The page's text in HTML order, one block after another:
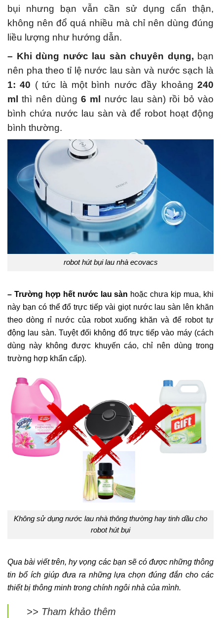
bụi nhưng bạn vẫn cần sử dụng cẩn thận,
không nên đổ quá nhiều mà chỉ nên dùng đúng
liều lượng như hướng dẫn.
– Khi dùng nước lau sàn chuyên dụng, bạn
nên pha theo tỉ lệ nước lau sàn và nước sạch là
1: 40 ( tức là một bình nước đầy khoảng240
mlthì nên dùng6 ml nước lau sàn) rồi bỏ vào
bình chứa nước lau sàn và để robot hoạt động
bình thường.
robot hút bụi lau nhà ecovacs
– Trường hợp hết nước lau sàn hoặc chưa kịp mua, khi
này bạn có thể đổ trực tiếp vài giọt nước lau sàn lên khăn
theo dòng rỉ nước của robot xuống khăn và để robot tự
động lau sàn. Tuyệt đối không đổ trực tiếp vào máy (cách
dùng này không được khuyến cáo, chỉ nên dùng trong
trường hợp khẩn cấp).
Không sử dụng nước lau nhà thông thường hay tinh dầu cho
robot hút bụi
Qua bài viết trên, hy vọng các bạn sẽ có được những thông
tin bổ ích giúp đưa ra những lựa chọn đúng đắn cho các
thiết bị thông minh trong chính ngôi nhà của mình.
>> Tham khảo thêm